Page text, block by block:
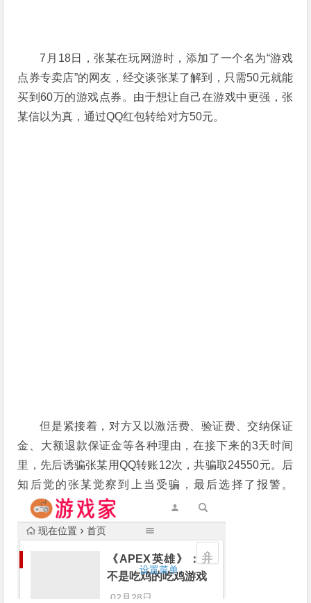
7月18日，张某在玩网游时，添加了一个名为“游戏
点券专卖店”的网友，经交谈张某了解到，只需50元就能
买到60万的游戏点券。由于想让自己在游戏中更强，张
某信以为真，通过QQ红包转给对方50元。
但是紧接着，对方又以激活费、验证费、交纳保证
金、大额退款保证金等各种理由，在接下来的3天时间
里，先后诱骗张某用QQ转账12次，共骗取24550元。后
知后觉的张某觉察到上当受骗，最后选择了报警。